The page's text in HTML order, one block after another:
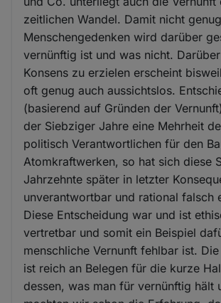
zeitlichen Wandel. Damit nicht
Menschengedenken wird darüber
vernünftig ist und was nicht.
Konsens zu erzielen erscheint
oft genug auch aussichtslos.
(basierend auf Gründen der
der Siebziger Jahre eine Mehrheit
politisch Verantwortlichen für den
Atomkraftwerken, so hat sich diese
Jahrzehnte später in letzter
unverantwortbar und rational falsch
Diese Entscheidung war und ist
vertretbar und somit ein Beispiel
menschliche Vernunft fehlbar ist.
ist reich an Belegen für die kurze
dessen, was man für vernünftig hält